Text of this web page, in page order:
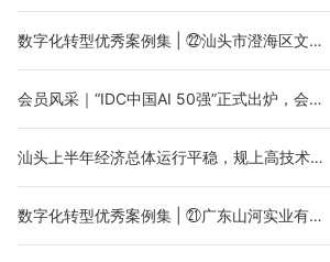
数字化转型优秀案例集 | ㉒汕头市澄海区文盛塑胶玩具实业有限公司
会员风采｜“IDC中国AI 50强”正式出炉，会员单位深信服入围！
汕头上半年经济总体运行平稳，规上高技术制造业增加值增长5.5%
数字化转型优秀案例集 | ㉑广东山河实业有限公司